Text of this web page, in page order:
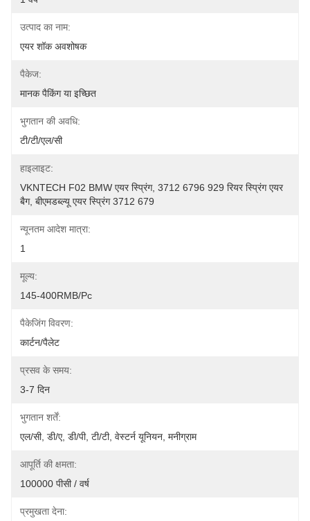
उत्पाद का नाम:
एयर शॉक अवशोषक
पैकेज:
मानक पैकिंग या इच्छित
भुगतान की अवधि:
टी/टी/एल/सी
हाइलाइट:
VKNTECH F02 BMW एयर स्प्रिंग, 3712 6796 929 रियर स्प्रिंग एयर
बैग, बीएमडब्ल्यू एयर स्प्रिंग 3712 679
न्यूनतम आदेश मात्रा:
1
मूल्य:
145-400RMB/Pc
पैकेजिंग विवरण:
कार्टन/पैलेट
प्रसव के समय:
3-7 दिन
भुगतान शर्तें:
एल/सी, डी/ए, डी/पी, टी/टी, वेस्टर्न यूनियन, मनीग्राम
आपूर्ति की क्षमता:
100000 पीसी / वर्ष
प्रमुखता देना: